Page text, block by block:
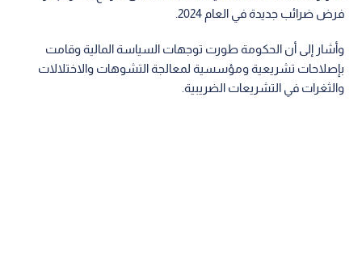
فرض ضرائب جديدة في العام 2024.
وأشار إلى أن الحكومة طورت توجهات السياسة المالية وقامت
بإصلاحات تشريعية ومؤسسية لمعالجة التشوهات والاختلالات
والثغرات في التشريعات الضريبية.